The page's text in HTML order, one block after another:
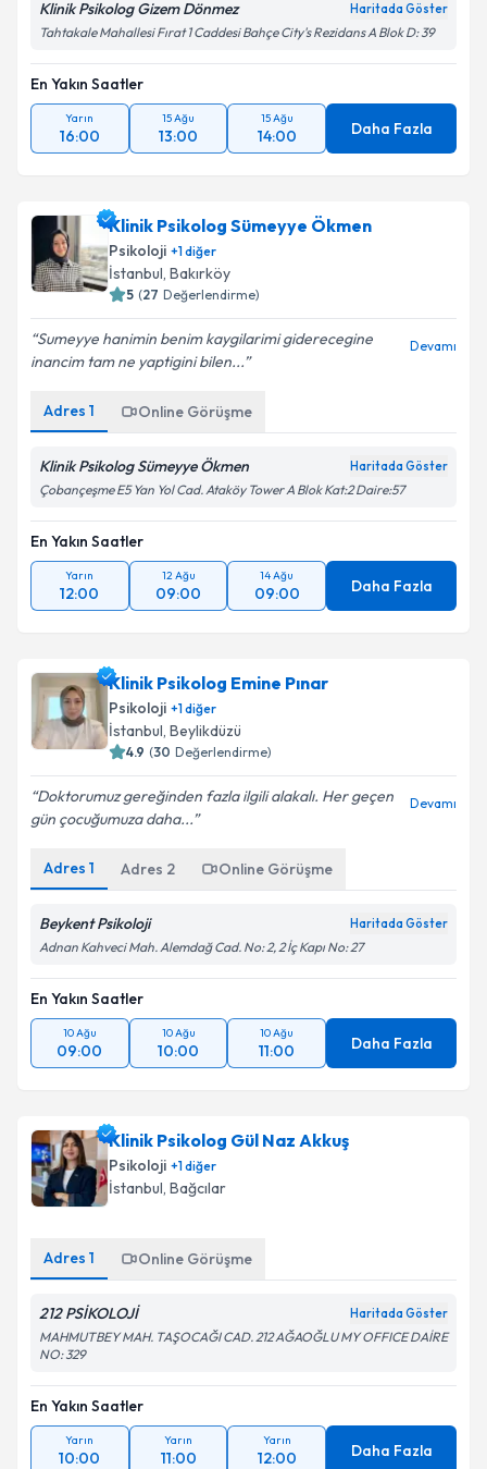
Klinik Psikolog Gizem Dönmez Haritada Göster
Tahtakale Mahallesi Fırat 1 Caddesi Bahçe City's Rezidans A Blok D: 39
En Yakın Saatler
Yarın
16:00
15 Ağu
13:00
15 Ağu
14:00 Daha Fazla
Klinik Psikolog Sümeyye Ökmen
Psikoloji +1diğer
İstanbul, Bakırköy
5 (27 Değerlendirme)
Sumeyye hanimin benim kaygilarimi giderecegine
inancim tam ne yaptigini bilen...
Devamı
Adres 1 Online Görüşme
Klinik Psikolog Sümeyye Ökmen Haritada Göster
Çobançeşme E5 Yan Yol Cad. Ataköy Tower A Blok Kat:2 Daire:57
En Yakın Saatler
Yarın
12:00
12 Ağu
09:00
14 Ağu
09:00 Daha Fazla
Klinik Psikolog Emine Pınar
Psikoloji +1diğer
İstanbul, Beylikdüzü
4.9 (30 Değerlendirme)
Doktorumuz gereğinden fazla ilgili alakalı. Her geçen
gün çocuğumuza daha...
Devamı
Adres 1 Adres 2 Online Görüşme
Beykent Psikoloji Haritada Göster
Adnan Kahveci Mah. Alemdağ Cad. No: 2, 2 İç Kapı No: 27
En Yakın Saatler
10 Ağu
09:00
10 Ağu
10:00
10 Ağu
11:00 Daha Fazla
Klinik Psikolog Gül Naz Akkuş
Psikoloji +1diğer
İstanbul, Bağcılar
Adres 1 Online Görüşme
212 PSİKOLOJİ Haritada Göster
MAHMUTBEY MAH. TAŞOCAĞI CAD. 212 AĞAOĞLU MY OFFICE DAİRE
NO: 329
En Yakın Saatler
Yarın
10:00
Yarın
11:00
Yarın
12:00 Daha Fazla